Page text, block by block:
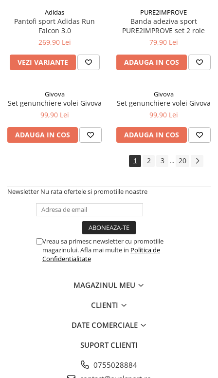
Adidas
Pantofi sport Adidas Run
Falcon 3.0
269,90 Lei
VEZI VARIANTE
PURE2IMPROVE
Banda adeziva sport
PURE2IMPROVE set 2 role
79,90 Lei
ADAUGA IN COS
Givova
Set genunchiere volei Givova
99,90 Lei
ADAUGA IN COS
Givova
Set genunchiere volei Givova
99,90 Lei
ADAUGA IN COS
1 2 3 ... 20
Newsletter Nu rata ofertele si promotiile noastre
Vreau sa primesc newsletter cu promotiile
magazinului. Afla mai multe in Politica de
Confidentialitate
MAGAZINUL MEU
CLIENTI
DATE COMERCIALE
SUPORT CLIENTI
0755028884